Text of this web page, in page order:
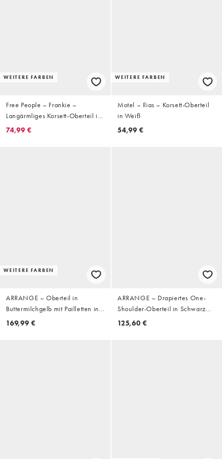
WEITERE FARBEN
Free People – Frankie –
Langärmliges Korsett-Oberteil in
Schwarz
74,99 €
WEITERE FARBEN
Motel – Ilias – Korsett-Oberteil
in Weiß
54,99 €
WEITERE FARBEN
ARRANGE – Oberteil in
Buttermilchgelb mit Pailletten in
Scheibenoptik und eckigem
169,99 €
ARRANGE – Drapiertes One-
Shoulder-Oberteil in Schwarz
und Weiß gestreift
125,60 €